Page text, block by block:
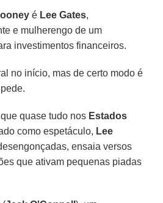
é Lee Gates,
e mulherengo de um
investimentos financeiros.
no início, mas de certo modo é
quase tudo nos Estados
como espetáculo, Lee
ensaia versos
que ativam pequenas piadas